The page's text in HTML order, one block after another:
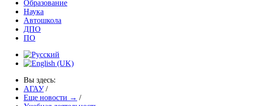
Образование
Наука
Автошкола
ДПО
ПО
Вы здесь:
АГАУ /
Еще новости → /